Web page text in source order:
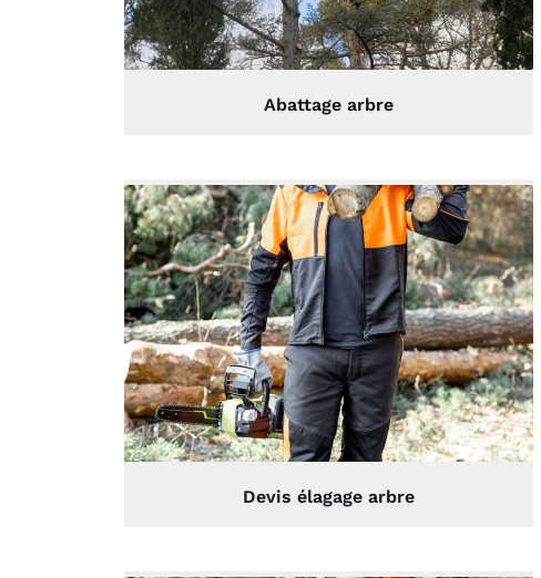
Abattage arbre
Devis élagage arbre